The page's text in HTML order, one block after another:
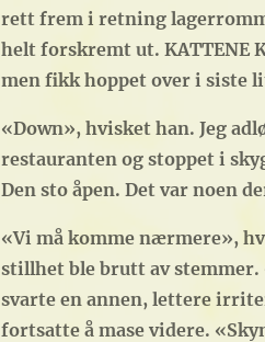
rett frem i retning
helt forskremt ut. KATTENE
men fikk hoppet over i siste
«Down», hvisket han. Jeg
restauranten og stoppet i
Den sto åpen. Det var noen
«Vi må komme nærmere»,
stillhet ble brutt av stemmer.
svarte en annen, lettere
fortsatte å mase videre.